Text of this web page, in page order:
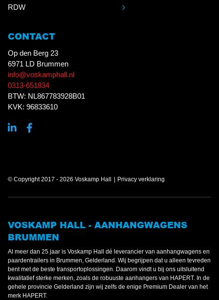
RDW
CONTACT
Op den Berg 23
6971 LD Brummen
info@voskamphall.nl
0313-651834
BTW: NL867783928B01
KVK: 96833610
© Copyright 2017 - 2026 Voskamp Hall Privacy verklaring
VOSKAMP HALL - AANHANGWAGENS
BRUMMEN
Al meer dan 25 jaar is Voskamp Hall dé leverancier van aanhangwagens en
paardentrailers in Brummen, Gelderland. Wij begrijpen dat u alleen tevreden
bent met de beste transportoplossingen. Daarom vindt u bij ons uitsluitend
kwalitatief sterke merken, zoals de robuuste aanhangers van HAPERT. In de
gehele provincie Gelderland zijn wij zelfs de enige Premium Dealer van het
merk HAPERT.